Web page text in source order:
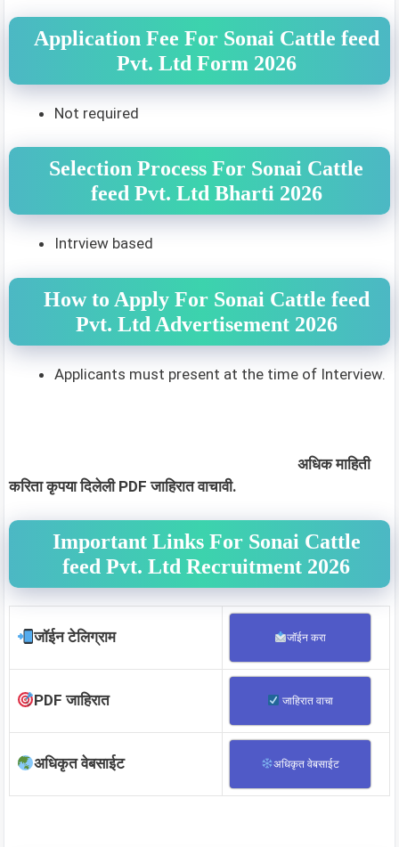
Application Fee For Sonai Cattle feed
Pvt. Ltd Form 2026
Not required
Selection Process For Sonai Cattle
feed Pvt. Ltd Bharti 2026
Intrview based
How to Apply For Sonai Cattle feed
Pvt. Ltd Advertisement 2026
Applicants must present at the time of Interview.
अधिक माहिती
करिता कृपया दिलेली PDF जाहिरात वाचावी.
Important Links For Sonai Cattle
feed Pvt. Ltd Recruitment 2026
जॉईन टेलिग्राम जॉईन करा
PDF जाहिरात जाहिरात वाचा
अधिकृत वेबसाईट अधिकृत वेबसाईट